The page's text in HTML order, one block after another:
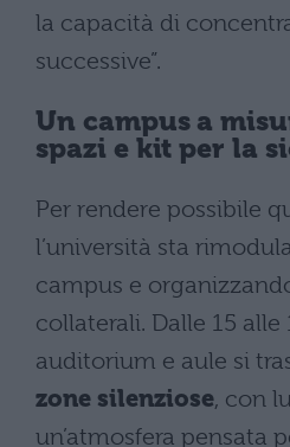
la capacità di
successive”.
Un campus a
spazi e kit per la
Per rendere possibile
l’università sta
campus e
collaterali. Dalle 15 alle
auditorium e aule si
zone silenziose, con
un’atmosfera pensata